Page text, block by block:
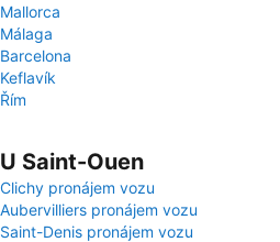
Mallorca
Málaga
Barcelona
Keflavík
Řím
U Saint-Ouen
Clichy pronájem vozu
Aubervilliers pronájem vozu
Saint-Denis pronájem vozu